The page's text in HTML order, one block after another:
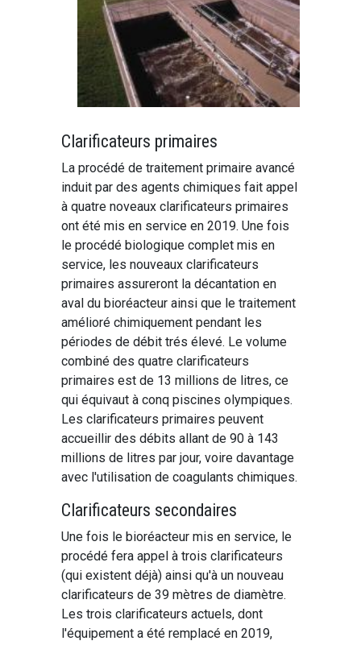
Clarificateurs primaires
La procédé de traitement primaire avancé
induit par des agents chimiques fait appel
à quatre noveaux clarificateurs primaires
ont été mis en service en 2019. Une fois
le procédé biologique complet mis en
service, les nouveaux clarificateurs
primaires assureront la décantation en
aval du bioréacteur ainsi que le traitement
amélioré chimiquement pendant les
périodes de débit trés élevé. Le volume
combiné des quatre clarificateurs
primaires est de 13 millions de litres, ce
qui équivaut à conq piscines olympiques.
Les clarificateurs primaires peuvent
accueillir des débits allant de 90 à 143
millions de litres par jour, voire davantage
avec l'utilisation de coagulants chimiques.
Clarificateurs secondaires
Une fois le bioréacteur mis en service, le
procédé fera appel à trois clarificateurs
(qui existent déjà) ainsi qu'à un nouveau
clarificateurs de 39 mètres de diamètre.
Les trois clarificateurs actuels, dont
l'équipement a été remplacé en 2019,